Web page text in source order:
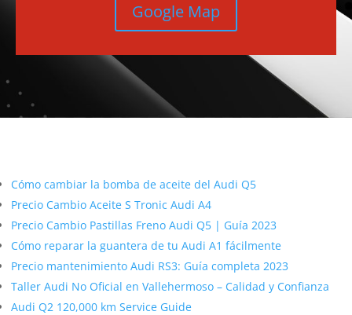
Google Map
Cómo cambiar la bomba de aceite del Audi Q5
Precio Cambio Aceite S Tronic Audi A4
Precio Cambio Pastillas Freno Audi Q5 | Guía 2023
Cómo reparar la guantera de tu Audi A1 fácilmente
Precio mantenimiento Audi RS3: Guía completa 2023
Taller Audi No Oficial en Vallehermoso – Calidad y Confianza
Audi Q2 120,000 km Service Guide